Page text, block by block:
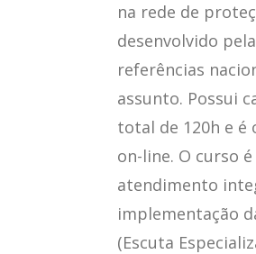
na rede de
desenvolvido
referências
assunto. Possui
total de 120h e é
on-line. O curso
atendimento
implementação
(Escuta
Depoimento
teste
Click here